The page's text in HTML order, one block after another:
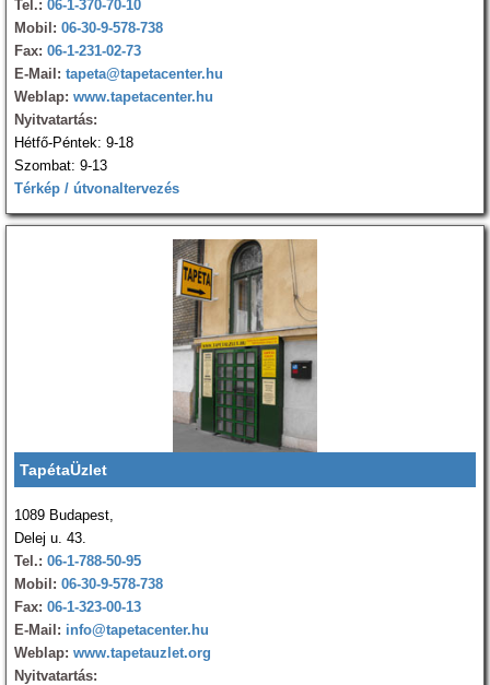
Tel.: 06-1-370-70-10
Mobil: 06-30-9-578-738
Fax: 06-1-231-02-73
E-Mail: tapeta@tapetacenter.hu
Weblap: www.tapetacenter.hu
Nyitvatartás:
Hétfő-Péntek: 9-18
Szombat: 9-13
Térkép / útvonaltervezés
TapétaÜzlet
1089 Budapest,
Delej u. 43.
Tel.: 06-1-788-50-95
Mobil: 06-30-9-578-738
Fax: 06-1-323-00-13
E-Mail: info@tapetacenter.hu
Weblap: www.tapetauzlet.org
Nyitvatartás: